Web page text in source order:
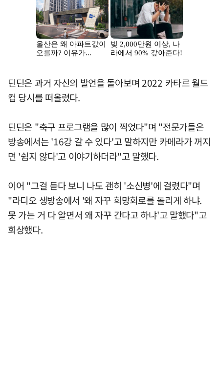
딘딘은 과거 자신의 발언을 돌아보며 2022 카타르 월드
컵 당시를 떠올렸다.
딘딘은 "축구 프로그램을 많이 찍었다"며 "전문가들은
방송에서는 '16강 갈 수 있다'고 말하지만 카메라가 꺼지
면 '쉽지 않다'고 이야기하더라"고 말했다.
이어 "그걸 듣다 보니 나도 괜히 '소신병'에 걸렸다"며
"라디오 생방송에서 '왜 자꾸 희망회로를 돌리게 하냐.
못 가는 거 다 알면서 왜 자꾸 간다고 하냐'고 말했다"고
회상했다.